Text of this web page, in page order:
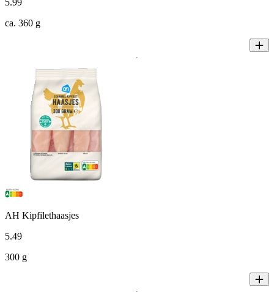
5.99
ca. 360 g
AH Kipfilethaasjes
5.49
300 g